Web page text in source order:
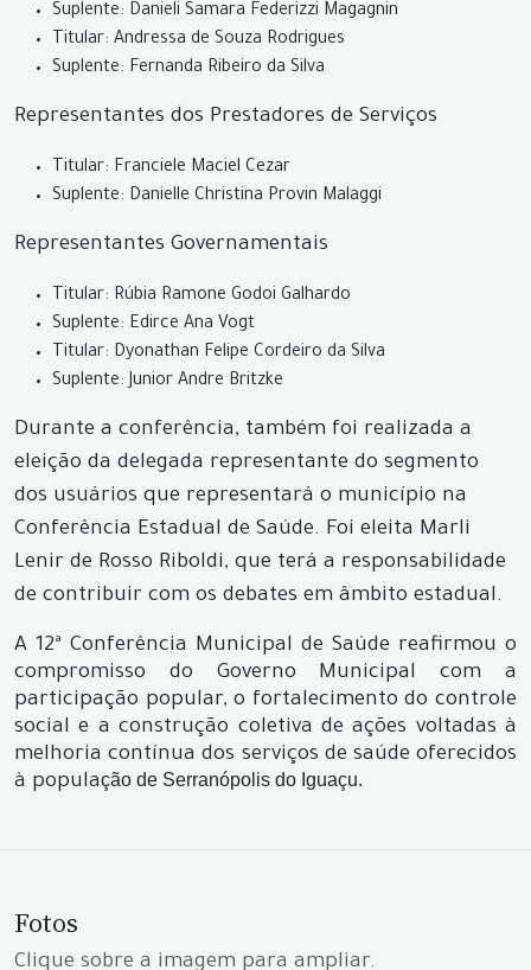
Suplente: Danieli Samara Federizzi Magagnin
Titular: Andressa de Souza Rodrigues
Suplente: Fernanda Ribeiro da Silva
Representantes dos Prestadores de Serviços
Titular: Franciele Maciel Cezar
Suplente: Danielle Christina Provin Malaggi
Representantes Governamentais
Titular: Rúbia Ramone Godoi Galhardo
Suplente: Edirce Ana Vogt
Titular: Dyonathan Felipe Cordeiro da Silva
Suplente: Junior Andre Britzke
Durante a conferência, também foi realizada a
eleição da delegada representante do segmento
dos usuários que representará o município na
Conferência Estadual de Saúde. Foi eleita Marli
Lenir de Rosso Riboldi, que terá a responsabilidade
de contribuir com os debates em âmbito estadual.
A 12ª Conferência Municipal de Saúde reafirmou o
compromisso do Governo Municipal com a
participação popular, o fortalecimento do controle
social e a construção coletiva de ações voltadas à
melhoria contínua dos serviços de saúde oferecidos
à população de Serranópolis do Iguaçu.
Fotos
Clique sobre a imagem para ampliar.